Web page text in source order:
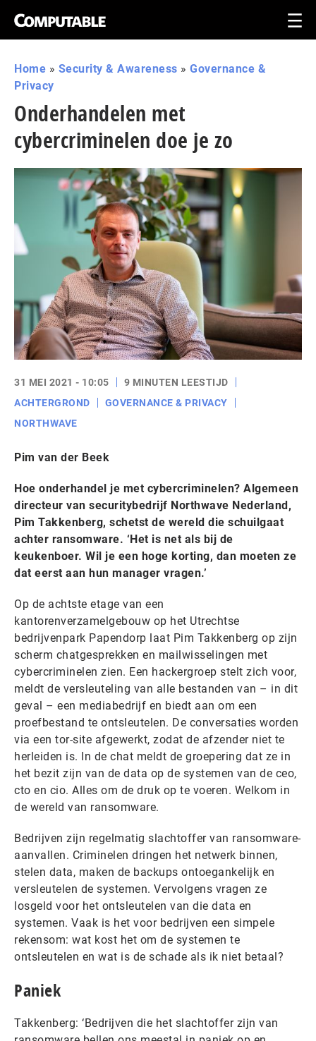
Home » Security & Awareness » Governance &
Privacy
Onderhandelen met
cybercriminelen doe je zo
31 MEI 2021 - 10:05
9 MINUTEN LEESTIJD
ACHTERGROND
GOVERNANCE & PRIVACY
NORTHWAVE
Pim van der Beek
Hoe onderhandel je met cybercriminelen? Algemeen
directeur van securitybedrijf Northwave Nederland,
Pim Takkenberg, schetst de wereld die schuilgaat
achter ransomware. ‘Het is net als bij de
keukenboer. Wil je een hoge korting, dan moeten ze
dat eerst aan hun manager vragen.’
Op de achtste etage van een
kantorenverzamelgebouw op het Utrechtse
bedrijvenpark Papendorp laat Pim Takkenberg op zijn
scherm chatgesprekken en mailwisselingen met
cybercriminelen zien. Een hackergroep stelt zich voor,
meldt de versleuteling van alle bestanden van – in dit
geval – een mediabedrijf en biedt aan om een
proefbestand te ontsleutelen. De conversaties worden
via een tor-site afgewerkt, zodat de afzender niet te
herleiden is. In de chat meldt de groepering dat ze in
het bezit zijn van de data op de systemen van de ceo,
cto en cio. Alles om de druk op te voeren. Welkom in
de wereld van ransomware.
Bedrijven zijn regelmatig slachtoffer van ransomware-
aanvallen. Criminelen dringen het netwerk binnen,
stelen data, maken de backups ontoegankelijk en
versleutelen de systemen. Vervolgens vragen ze
losgeld voor het ontsleutelen van die data en
systemen. Vaak is het voor bedrijven een simpele
rekensom: wat kost het om de systemen te
ontsleutelen en wat is de schade als ik niet betaal?
Paniek
Takkenberg: ‘Bedrijven die het slachtoffer zijn van